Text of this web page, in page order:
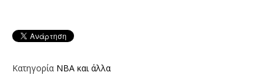
Κατηγορία NBA και άλλα